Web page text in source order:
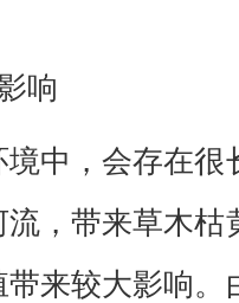
响
，会存在很
，带来草木枯
来较大影响。